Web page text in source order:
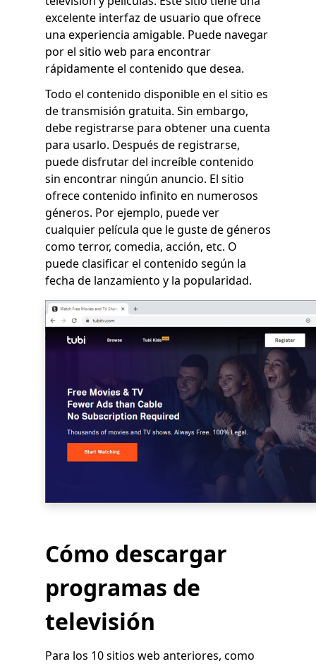
excelente interfaz de usuario que ofrece
una experiencia amigable. Puede navegar
por el sitio web para encontrar
rápidamente el contenido que desea.
Todo el contenido disponible en el sitio es
de transmisión gratuita. Sin embargo,
debe registrarse para obtener una cuenta
para usarlo. Después de registrarse,
puede disfrutar del increíble contenido
sin encontrar ningún anuncio. El sitio
ofrece contenido infinito en numerosos
géneros. Por ejemplo, puede ver
cualquier película que le guste de géneros
como terror, comedia, acción, etc. O
puede clasificar el contenido según la
fecha de lanzamiento y la popularidad.
Cómo descargar
programas de
televisión
Para los 10 sitios web anteriores, como